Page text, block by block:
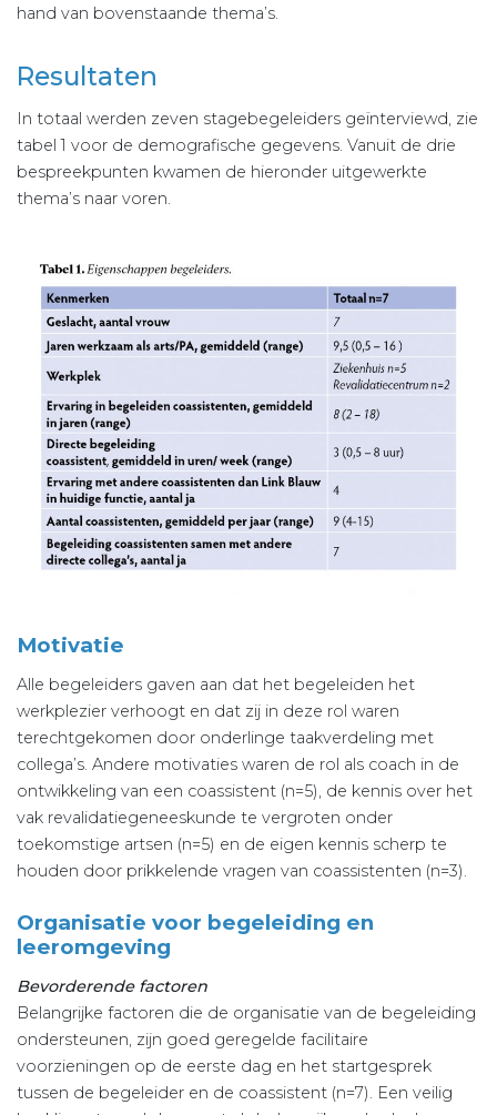
hand van bovenstaande thema’s.
Resultaten
In totaal werden zeven stagebegeleiders geïnterviewd, zie
tabel 1 voor de demografische gegevens. Vanuit de drie
bespreekpunten kwamen de hieronder uitgewerkte
thema’s naar voren.
Motivatie
Alle begeleiders gaven aan dat het begeleiden het
werkplezier verhoogt en dat zij in deze rol waren
terechtgekomen door onderlinge taakverdeling met
collega’s. Andere motivaties waren de rol als coach in de
ontwikkeling van een coassistent (n=5), de kennis over het
vak revalidatiegeneeskunde te vergroten onder
toekomstige artsen (n=5) en de eigen kennis scherp te
houden door prikkelende vragen van coassistenten (n=3).
Organisatie voor begeleiding en
leeromgeving
Bevorderende factoren
Belangrijke factoren die de organisatie van de begeleiding
ondersteunen, zijn goed geregelde facilitaire
voorzieningen op de eerste dag en het startgesprek
tussen de begeleider en de coassistent (n=7). Een veilig